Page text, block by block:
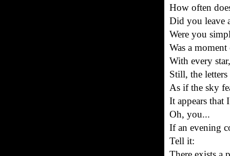
How often
Did you leave
Were you
Was a
With every
Still, the
As if the sky
It appears that
Oh, you...
If an evening
Tell it: